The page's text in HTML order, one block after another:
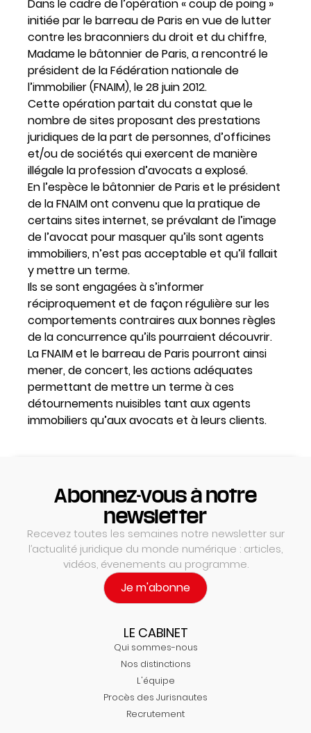
Dans le cadre de l’opération « coup de poing »
initiée par le barreau de Paris en vue de lutter
contre les braconniers du droit et du chiffre,
Madame le bâtonnier de Paris, a rencontré le
président de la Fédération nationale de
l’immobilier (FNAIM), le 28 juin 2012.
Cette opération partait du constat que le
nombre de sites proposant des prestations
juridiques de la part de personnes, d’officines
et/ou de sociétés qui exercent de manière
illégale la profession d’avocats a explosé.
En l’espèce le bâtonnier de Paris et le président
de la FNAIM ont convenu que la pratique de
certains sites internet, se prévalant de l’image
de l’avocat pour masquer qu’ils sont agents
immobiliers, n’est pas acceptable et qu’il fallait
y mettre un terme.
Ils se sont engagées à s’informer
réciproquement et de façon régulière sur les
comportements contraires aux bonnes règles
de la concurrence qu’ils pourraient découvrir.
La FNAIM et le barreau de Paris pourront ainsi
mener, de concert, les actions adéquates
permettant de mettre un terme à ces
détournements nuisibles tant aux agents
immobiliers qu’aux avocats et à leurs clients.
Abonnez-vous à notre
newsletter
Recevez toutes les semaines notre newsletter sur
l’actualité juridique du monde numérique : articles,
vidéos, évenements au programme.
Je m'abonne
LE CABINET
Qui sommes-nous
Nos distinctions
L'équipe
Procès des Jurisnautes
Recrutement